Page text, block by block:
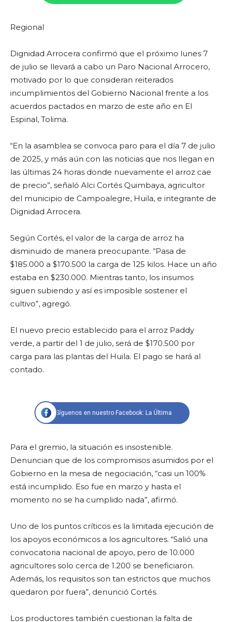
Regional
Dignidad Arrocera confirmó que el próximo lunes 7
de julio se llevará a cabo un Paro Nacional Arrocero,
motivado por lo que consideran reiterados
incumplimientos del Gobierno Nacional frente a los
acuerdos pactados en marzo de este año en El
Espinal, Tolima.
“En la asamblea se convoca paro para el día 7 de julio
de 2025, y más aún con las noticias que nos llegan en
las últimas 24 horas donde nuevamente el arroz cae
de precio”, señaló Alci Cortés Quimbaya, agricultor
del municipio de Campoalegre, Huila, e integrante de
Dignidad Arrocera.
Según Cortés, el valor de la carga de arroz ha
disminuido de manera preocupante. “Pasa de
$185.000 a $170.500 la carga de 125 kilos. Hace un año
estaba en $230.000. Mientras tanto, los insumos
siguen subiendo y así es imposible sostener el
cultivo”, agregó.
El nuevo precio establecido para el arroz Paddy
verde, a partir del 1 de julio, será de $170.500 por
carga para las plantas del Huila. El pago se hará al
contado.
Síguenos en nuestro Facebook: La Última
Para el gremio, la situación es insostenible.
Denuncian que de los compromisos asumidos por el
Gobierno en la mesa de negociación, “casi un 100%
está incumplido. Eso fue en marzo y hasta el
momento no se ha cumplido nada”, afirmó.
Uno de los puntos críticos es la limitada ejecución de
los apoyos económicos a los agricultores. “Salió una
convocatoria nacional de apoyo, pero de 10.000
agricultores solo cerca de 1.200 se beneficiaron.
Además, los requisitos son tan estrictos que muchos
quedaron por fuera”, denunció Cortés.
Los productores también cuestionan la falta de